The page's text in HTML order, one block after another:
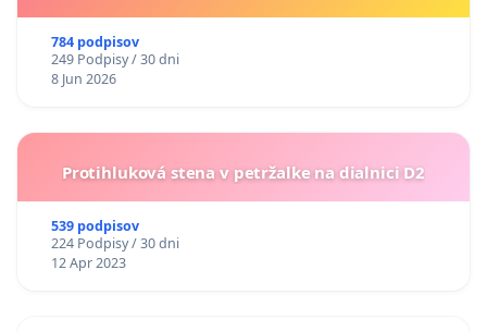
784 podpisov
249 Podpisy / 30 dni
8 Jun 2026
Protihluková stena v petržalke na dialnici D2
539 podpisov
224 Podpisy / 30 dni
12 Apr 2023